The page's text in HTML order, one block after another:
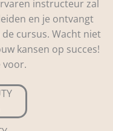
instructeur zal
en je ontvangt
cursus. Wacht niet
kansen op succes!
voor.